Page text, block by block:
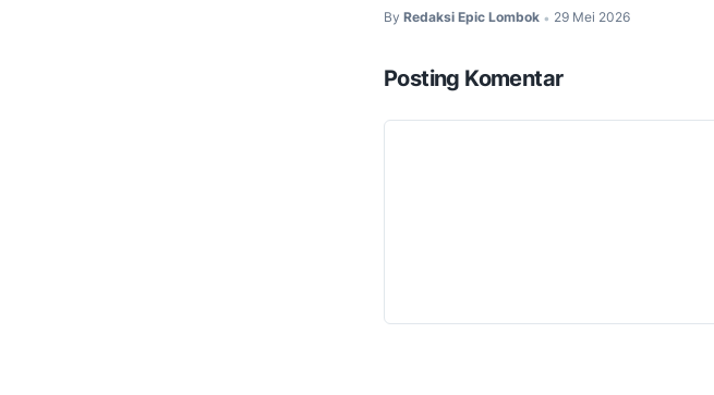
By Redaksi Epic Lombok • 29 Mei 2026
Posting Komentar